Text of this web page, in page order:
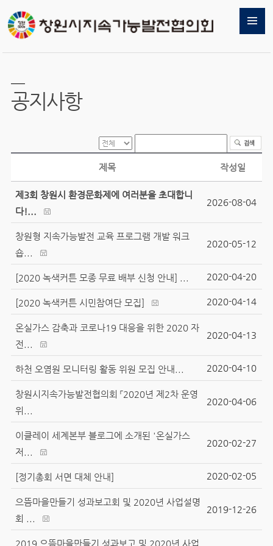
공지사항
제목 작성일
제3회 창원시 환경문화제에 여러분을 초대합니
다!...
2026-08-04
창원형 지속가능발전 교육 프로그램 개발 워크
숍...
2020-05-12
[2020 녹색커튼 모종 무료 배부 신청 안내] ... 2020-04-20
[2020 녹색커튼 시민참여단 모집] 2020-04-14
온실가스 감축과 코로나19 대응을 위한 2020 자
전...
2020-04-13
하천 오염원 모니터링 활동 위원 모집 안내... 2020-04-10
창원시지속가능발전협의회 「2020년 제2차 운영
위...
2020-04-06
이클레이 세계본부 블로그에 소개된 '온실가스
저...
2020-02-27
[정기총회 서면 대체 안내] 2020-02-05
으뜸마을만들기 성과보고회 및 2020년 사업설명
회 ...
2019-12-26
2019 으뜸마을만들기 성과보고 및 2020년 사업